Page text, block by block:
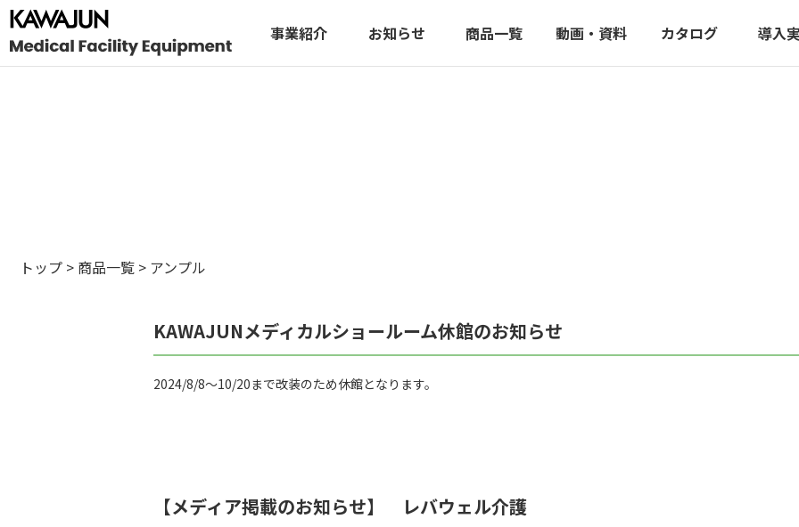
事業紹介 お知らせ 商品一覧 動画・資料 カタログ 導入
トップ > 商品一覧 > アンプル
KAWAJUNメディカルショールーム休館のお知らせ
2024/8/8～10/20まで改装のため休館となります。
【メディア掲載のお知らせ】 レバウェル介護